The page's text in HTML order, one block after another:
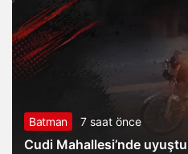
Batman 7 saat önce
Cudi Mahallesi’nde